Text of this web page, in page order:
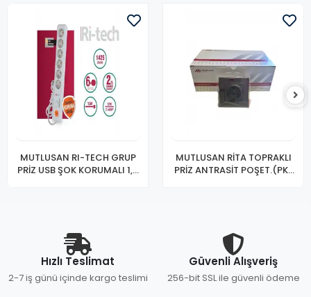
MUTLUSAN RI-TECH GRUP
PRİZ USB ŞOK KORUMALI 1,5
MUTLUSAN RİTA TOPRAKLI
PRİZ ANTRASİT POŞET.(PK-
Hızlı Teslimat
2-7 iş günü içinde kargo teslimi
Güvenli Alışveriş
256-bit SSL ile güvenli ödeme